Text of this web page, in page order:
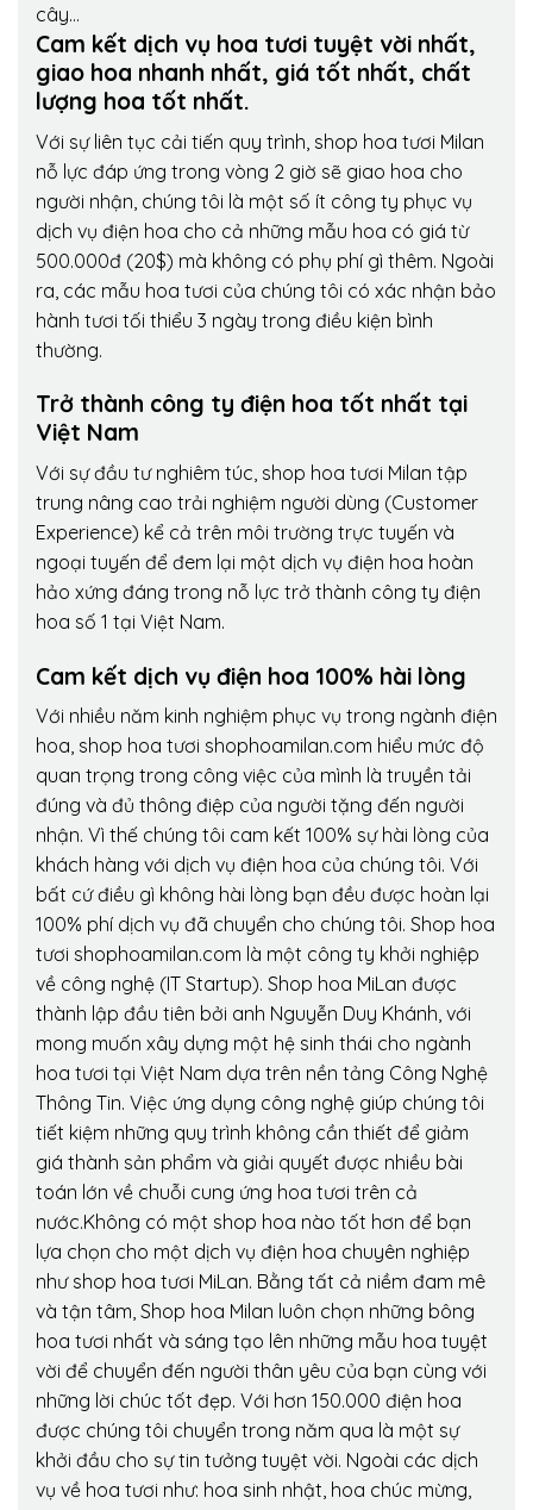
cây…
Cam kết dịch vụ hoa tươi tuyệt vời nhất,
giao hoa nhanh nhất, giá tốt nhất, chất
lượng hoa tốt nhất.
Với sự liên tục cải tiến quy trình, shop hoa tươi Milan
nỗ lực đáp ứng trong vòng 2 giờ sẽ giao hoa cho
người nhận, chúng tôi là một số ít công ty phục vụ
dịch vụ điện hoa cho cả những mẫu hoa có giá từ
500.000đ (20$) mà không có phụ phí gì thêm. Ngoài
ra, các mẫu hoa tươi của chúng tôi có xác nhận bảo
hành tươi tối thiểu 3 ngày trong điều kiện bình
thường.
Trở thành công ty điện hoa tốt nhất tại
Việt Nam
Với sự đầu tư nghiêm túc, shop hoa tươi Milan tập
trung nâng cao trải nghiệm người dùng (Customer
Experience) kể cả trên môi trường trực tuyến và
ngoại tuyến để đem lại một dịch vụ điện hoa hoàn
hảo xứng đáng trong nỗ lực trở thành công ty điện
hoa số 1 tại Việt Nam.
Cam kết dịch vụ điện hoa 100% hài lòng
Với nhiều năm kinh nghiệm phục vụ trong ngành điện
hoa, shop hoa tươi shophoamilan.com hiểu mức độ
quan trọng trong công việc của mình là truyền tải
đúng và đủ thông điệp của người tặng đến người
nhận. Vì thế chúng tôi cam kết 100% sự hài lòng của
khách hàng với dịch vụ điện hoa của chúng tôi. Với
bất cứ điều gì không hài lòng bạn đều được hoàn lại
100% phí dịch vụ đã chuyển cho chúng tôi. Shop hoa
tươi shophoamilan.com là một công ty khởi nghiệp
về công nghệ (IT Startup). Shop hoa MiLan được
thành lập đầu tiên bởi anh Nguyễn Duy Khánh, với
mong muốn xây dựng một hệ sinh thái cho ngành
hoa tươi tại Việt Nam dựa trên nền tảng Công Nghệ
Thông Tin. Việc ứng dụng công nghệ giúp chúng tôi
tiết kiệm những quy trình không cần thiết để giảm
giá thành sản phẩm và giải quyết được nhiều bài
toán lớn về chuỗi cung ứng hoa tươi trên cả
nước.Không có một shop hoa nào tốt hơn để bạn
lựa chọn cho một dịch vụ điện hoa chuyên nghiệp
như shop hoa tươi MiLan. Bằng tất cả niềm đam mê
và tận tâm, Shop hoa Milan luôn chọn những bông
hoa tươi nhất và sáng tạo lên những mẫu hoa tuyệt
vời để chuyển đến người thân yêu của bạn cùng với
những lời chúc tốt đẹp. Với hơn 150.000 điện hoa
được chúng tôi chuyển trong năm qua là một sự
khởi đầu cho sự tin tưởng tuyệt vời. Ngoài các dịch
vụ về hoa tươi như: hoa sinh nhật, hoa chúc mừng,